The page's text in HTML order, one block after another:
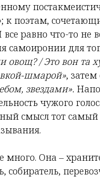
к поэтам,
равно что-то не
для
/ Это вон та
шмарой», затем
звездами».
чужого
смысл тот
Она –
собиратель,